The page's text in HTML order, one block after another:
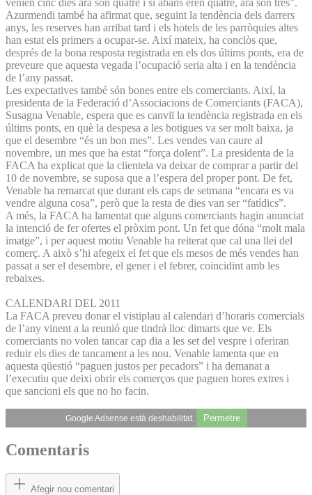
Azurmendi també ha afirmat que, seguint la tendència dels darrers
anys, les reserves han arribat tard i els hotels de les parròquies altes
han estat els primers a ocupar-se. Així mateix, ha conclòs que,
després de la bona resposta registrada en els dos últims ponts, era de
preveure que aquesta vegada l’ocupació seria alta i en la tendència
de l’any passat.
Les expectatives també són bones entre els comerciants. Així, la
presidenta de la Federació d’Associacions de Comerciants (FACA),
Susagna Venable, espera que es canviï la tendència registrada en els
últims ponts, en què la despesa a les botigues va ser molt baixa, ja
que el desembre “és un bon mes”. Les vendes van caure al
novembre, un mes que ha estat “força dolent”. La presidenta de la
FACA ha explicat que la clientela va deixar de comprar a partir del
10 de novembre, se suposa que a l’espera del proper pont. De fet,
Venable ha remarcat que durant els caps de setmana “encara es va
vendre alguna cosa”, però que la resta de dies van ser “fatídics”.
A més, la FACA ha lamentat que alguns comerciants hagin anunciat
la intenció de fer ofertes el pròxim pont. Un fet que dóna “molt mala
imatge”, i per aquest motiu Venable ha reiterat que cal una llei del
comerç. A això s’hi afegeix el fet que els mesos de més vendes han
passat a ser el desembre, el gener i el febrer, coincidint amb les
rebaixes.
CALENDARI DEL 2011
La FACA preveu donar el vistiplau al calendari d’horaris comercials
de l’any vinent a la reunió que tindrà lloc dimarts que ve. Els
comerciants no volen tancar cap dia a les set del vespre i oferiran
reduir els dies de tancament a les nou. Venable lamenta que en
aquesta qüestió “paguen justos per pecadors” i ha demanat a
l’executiu que deixi obrir els comerços que paguen hores extres i
que sancioni els que no ho facin.
Google Adsense està deshabilitat. Permetre
Comentaris
Afegir nou comentari